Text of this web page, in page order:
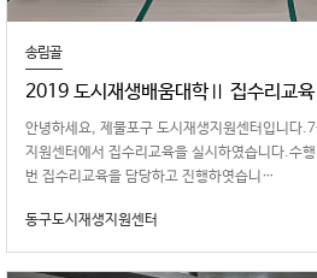
송림골
2019 도시재생배움대학Ⅱ 집수리교육
안녕하세요, 제물포구 도시재생지원센터입니다
지원센터에서 집수리교육을 실시하였습니다.수
번 집수리교육을 담당하고 진행하엿습니…
동구도시재생지원센터